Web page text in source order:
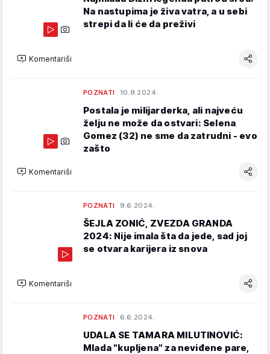
Na nastupima je živa vatra, a u sebi
strepi da li će da preživi
Komentariši
POZNATI 10.9.2024.
Postala je milijarderka, ali najveću
želju ne može da ostvari: Selena
Gomez (32) ne sme da zatrudni - evo
zašto
Komentariši
POZNATI 9.6.2024.
ŠEJLA ZONIĆ, ZVEZDA GRANDA
2024: Nije imala šta da jede, sad joj
se otvara karijera iz snova
Komentariši
POZNATI 6.6.2024.
UDALA SE TAMARA MILUTINOVIĆ:
Mlada "kupljena" za neviđene pare,